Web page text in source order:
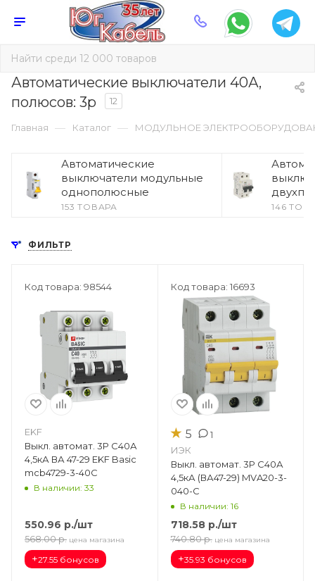
Автоматические выключатели 40А,
полюсов: 3p
12
Главная — Каталог — МОДУЛЬНОЕ
Автоматические
выключатели модульные
однополюсные
153 ТОВАРА 146
ФИЛЬТР
Код товара: 98544
EKF
Выкл. автомат. 3Р С40А
4,5кА ВА 47-29 EKF Basic
mcb4729-3-40C
В наличии: 33
550.96 р./шт
568.00 р. цена магазина
+27.55 бонусов
Код товара: 16693
★ 5 1
ИЭК
Выкл. автомат. 3Р С40А
4,5кА (ВА47-29) MVA20-3-
040-C
В наличии: 16
718.58р./шт
740.80 р. цена магазина
+35.93 бонусов